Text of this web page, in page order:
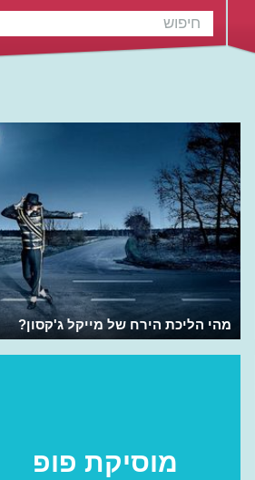
מהי הליכת הירח של מייקל ג'קסון?
מוסיקת פופ